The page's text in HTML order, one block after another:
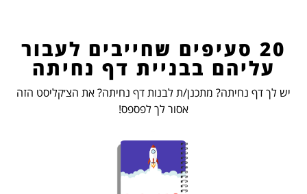
20 סעיפים שחייבים לעבור
עליהם בבניית דף נחיתה
יש לך דף נחיתה? מתכנן/ת לבנות דף נחיתה? את הצ׳קליסט הזה
אסור לך לפספס!